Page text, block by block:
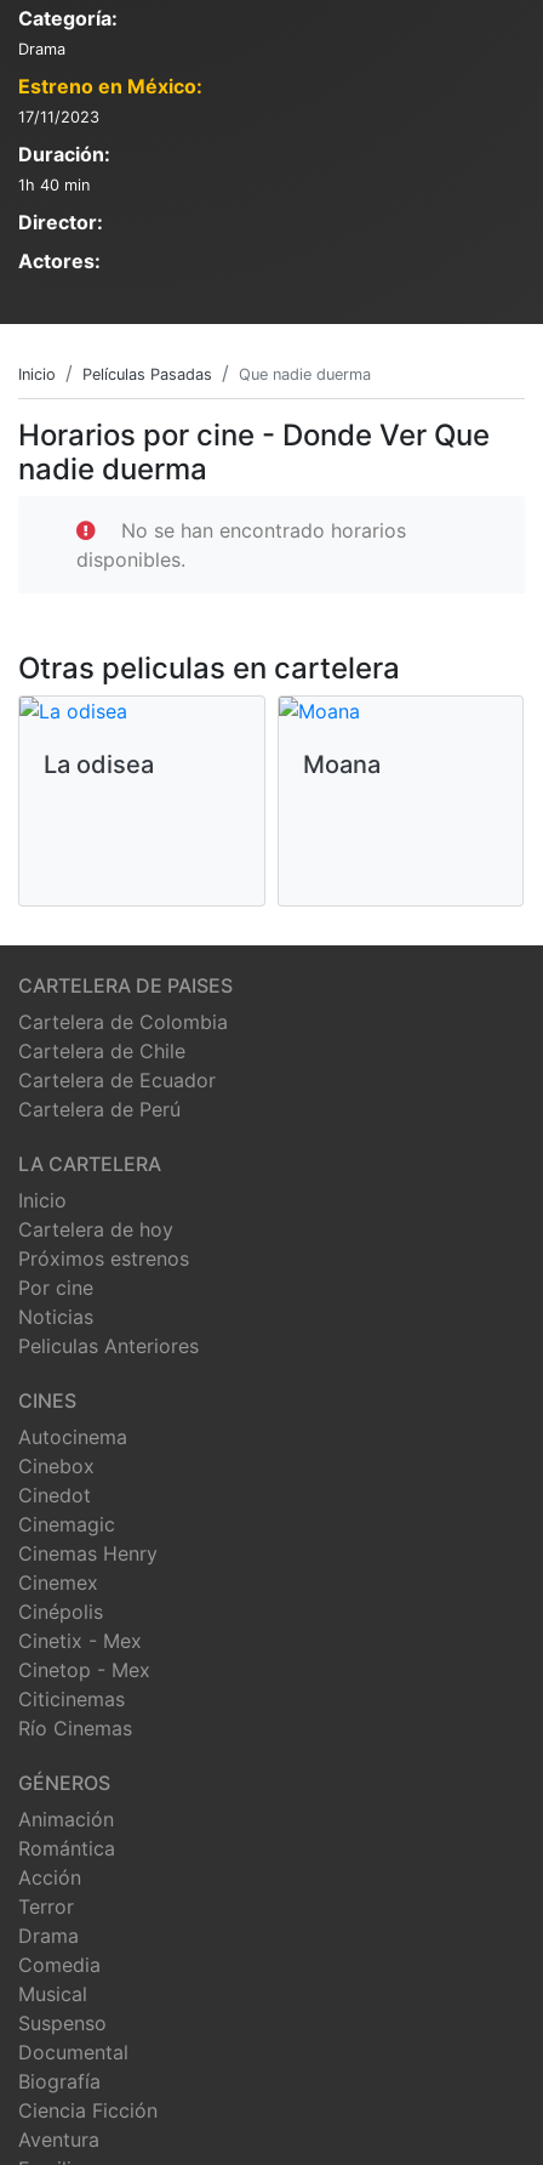
Categoría:
Drama
Estreno en México:
17/11/2023
Duración:
1h 40 min
Director:
Actores:
Inicio Películas Pasadas Que nadie duerma
Horarios por cine - Donde Ver Que
nadie duerma
No se han encontrado horarios
disponibles.
Otras peliculas en cartelera
La odisea Moana
CARTELERA DE PAISES
Cartelera de Colombia
Cartelera de Chile
Cartelera de Ecuador
Cartelera de Perú
LA CARTELERA
Inicio
Cartelera de hoy
Próximos estrenos
Por cine
Noticias
Peliculas Anteriores
CINES
Autocinema
Cinebox
Cinedot
Cinemagic
Cinemas Henry
Cinemex
Cinépolis
Cinetix - Mex
Cinetop - Mex
Citicinemas
Río Cinemas
GÉNEROS
Animación
Romántica
Acción
Terror
Drama
Comedia
Musical
Suspenso
Documental
Biografía
Ciencia Ficción
Aventura